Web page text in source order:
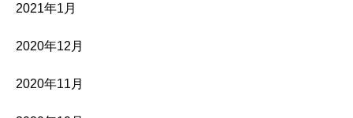
2021年1月
2020年12月
2020年11月